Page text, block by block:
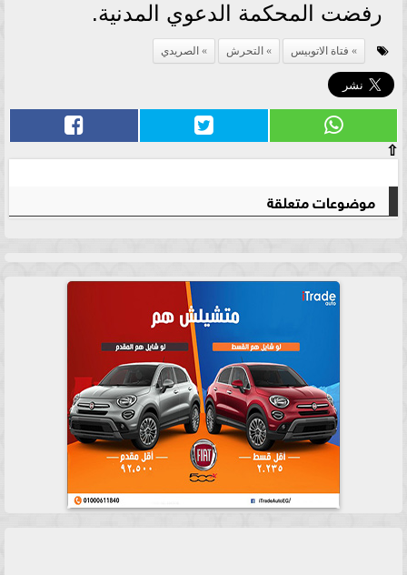
رفضت المحكمة الدعوي المدنية.
فتاة الاتوبيس التحرش الصريدي
⇧
موضوعات متعلقة